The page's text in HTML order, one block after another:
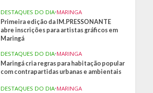
DESTAQUES DO DIA•MARINGA
Primeira edição da IM.PRESSONANTE
abre inscrições para artistas gráficos em
Maringá
DESTAQUES DO DIA•MARINGA
Maringá cria regras para habitação popular
com contrapartidas urbanas e ambientais
DESTAQUES DO DIA•MARINGA